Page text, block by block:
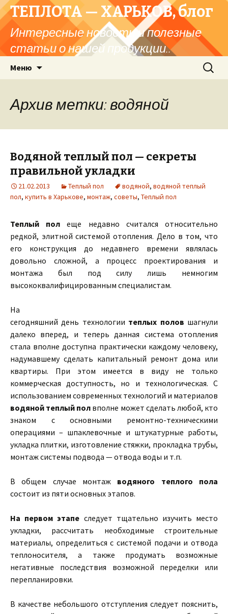
ТЕПЛОТА — ХАРЬКОВ, блог
Интересные новости и полезные
статьи о нашей продукции..
Меню Найти:
Архив метки: водяной
Водяной теплый пол — секреты
правильной укладки
21.02.2013 Теплый пол водяной, водяной теплый
пол, купить в Харькове, монтаж, советы, Теплый пол
Теплый пол еще недавно считался относительно
редкой, элитной системой отопления. Дело в том, что
его конструкция до недавнего времени являлась
довольно сложной, а процесс проектирования и
монтажа был под силу лишь немногим
высококвалифицированным специалистам.
На
сегодняшний день технологии теплых полов шагнули
далеко вперед, и теперь данная система отопления
стала вполне доступна практически каждому человеку,
надумавшему сделать капитальный ремонт дома или
квартиры. При этом имеется в виду не только
коммерческая доступность, но и технологическая. С
использованием современных технологий и материалов
водяной теплый пол вполне может сделать любой, кто
знаком с основными ремонтно-техническими
операциями – шпаклевочные и штукатурные работы,
укладка плитки, изготовление стяжки, прокладка трубы,
монтаж системы подвода — отвода воды и т.п.
В общем случае монтаж водяного теплого пола
состоит из пяти основных этапов.
На первом этапе следует тщательно изучить место
укладки, рассчитать необходимые строительные
материалы, определиться с системой подачи и отвода
теплоносителя, а также продумать возможные
негативные последствия возможной переделки или
перепланировки.
В качестве небольшого отступления следует пояснить,